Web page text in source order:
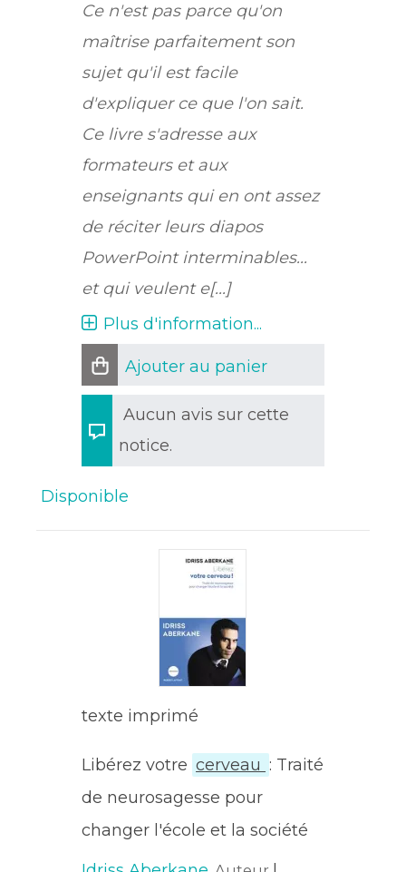
Ce n'est pas parce qu'on
maîtrise parfaitement son
sujet qu'il est facile
d'expliquer ce que l'on sait.
Ce livre s'adresse aux
formateurs et aux
enseignants qui en ont assez
de réciter leurs diapos
PowerPoint interminables...
et qui veulent e[...]
Plus d'information...
Ajouter au panier
Aucun avis sur cette
notice.
Disponible
texte imprimé
Libérez votre cerveau : Traité
de neurosagesse pour
changer l'école et la société